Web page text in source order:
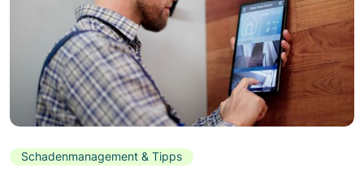
Schadenmanagement & Tipps